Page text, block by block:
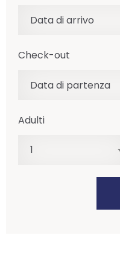
Check-out
Adulti
1